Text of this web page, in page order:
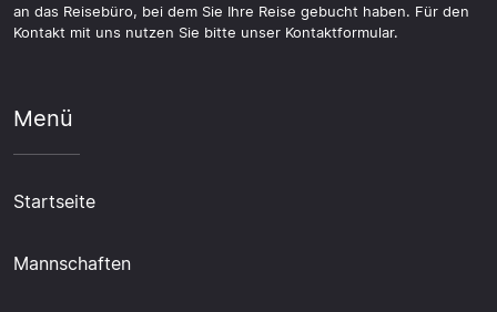
an das Reisebüro, bei dem Sie Ihre Reise gebucht haben. Für den
Kontakt mit uns nutzen Sie bitte unser Kontaktformular.
Menü
Startseite
Mannschaften